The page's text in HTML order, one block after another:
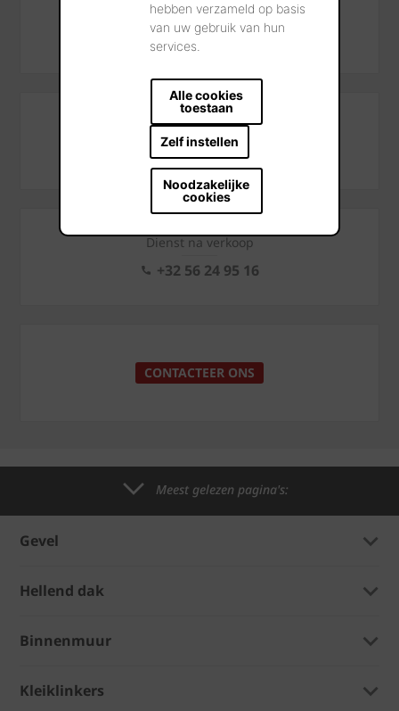
hebben verzameld op basis
van uw gebruik van hun
services.
Alle cookies
toestaan
Zelf instellen
Noodzakelijke
cookies
Algemeen contact
+32 56 24 96 38
Technisch advies en trainings
+32 56 24 96 27
Dienst na verkoop
+32 56 24 95 16
CONTACTEER ONS
Meest gelezen pagina's:
Gevel
Hellend dak
Binnenmuur
Kleiklinkers